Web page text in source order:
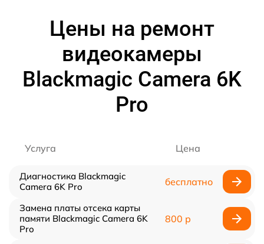
Цены на ремонт
видеокамеры
Blackmagic Camera 6K
Pro
Услуга Цена
Диагностика Blackmagic
Camera 6K Pro
бесплатно
Замена платы отсека карты
памяти Blackmagic Camera 6K
Pro
800 р